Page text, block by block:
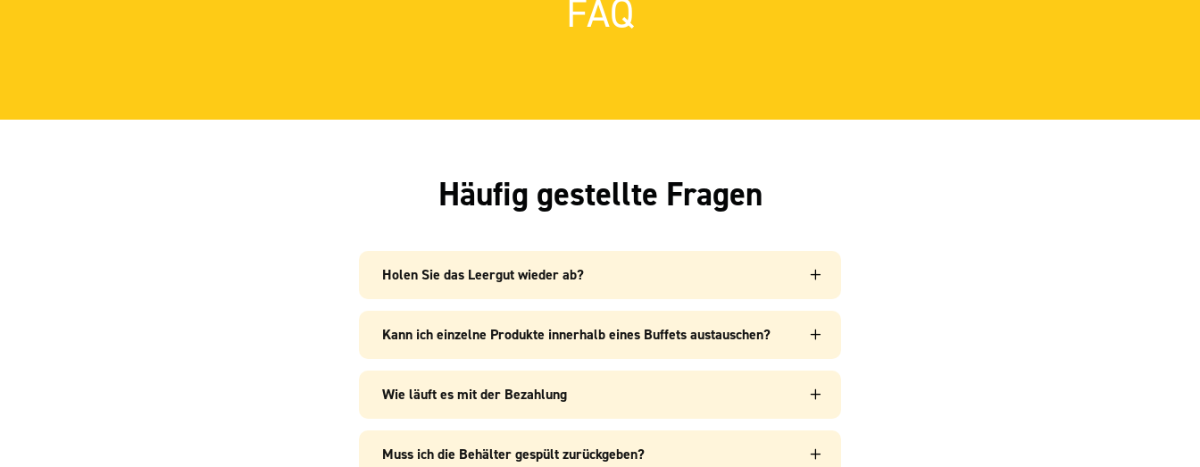
FAQ
Häufig gestellte Fragen
Holen Sie das Leergut wieder ab?
Kann ich einzelne Produkte innerhalb eines Buffets austauschen?
Wie läuft es mit der Bezahlung
Muss ich die Behälter gespült zurückgeben?